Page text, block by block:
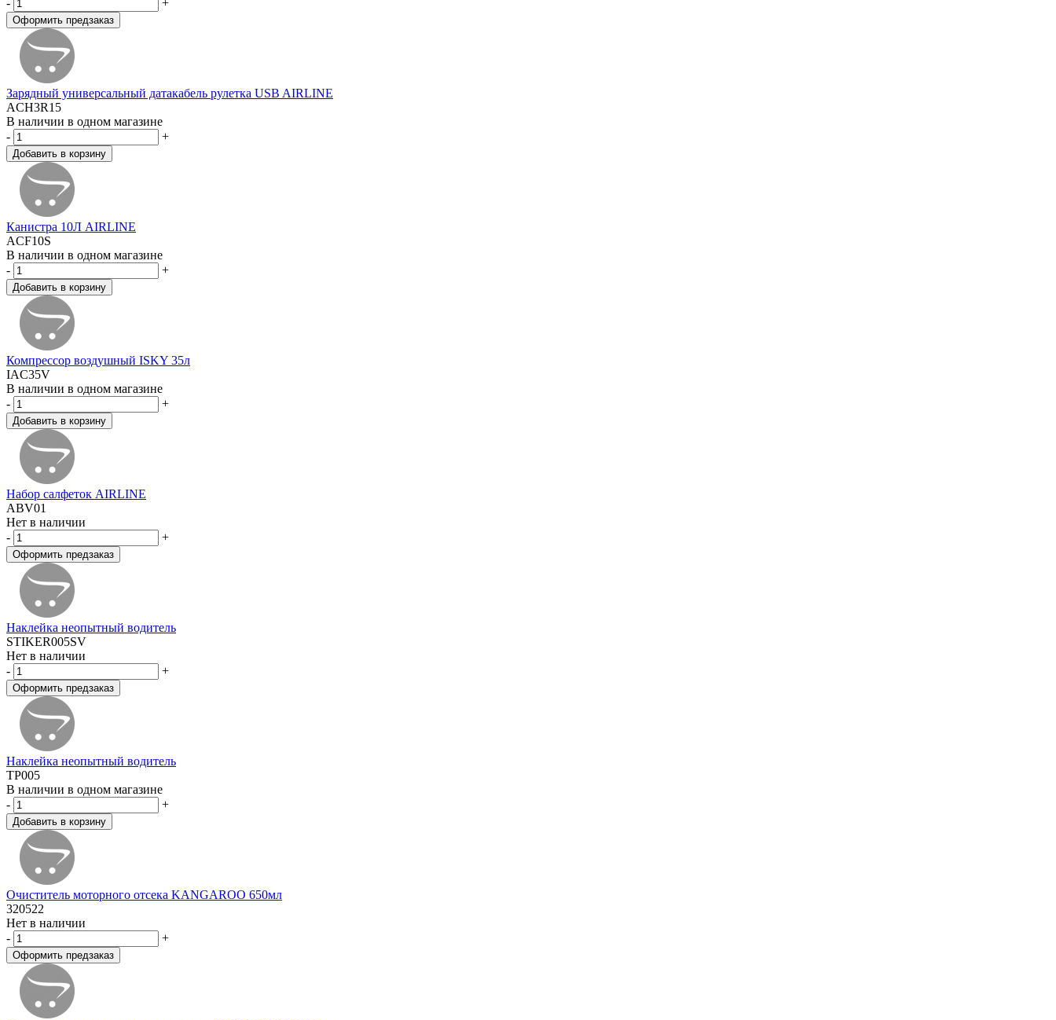
Зарядный универсальный датакабель рулетка USB AIRLINE
ACH3R15
В наличии в одном магазине
-
+
Канистра 10Л AIRLINE
ACF10S
В наличии в одном магазине
-
+
Компрессор воздушный ISKY 35л
IAC35V
В наличии в одном магазине
-
+
Набор салфеток AIRLINE
ABV01
Нет в наличии
-
+
Наклейка неопытный водитель
STIKER005SV
Нет в наличии
-
+
Наклейка неопытный водитель
TP005
В наличии в одном магазине
-
+
Очиститель моторного отсека KANGAROO 650мл
320522
Нет в наличии
-
+